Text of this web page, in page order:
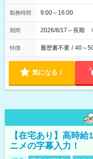
勤務時間 9:00～16:00
期間 2026/8/17～長期
特徴 履歴書不要 / 40～
気になる！
【在宅あり】高時
ニメの字幕入力！